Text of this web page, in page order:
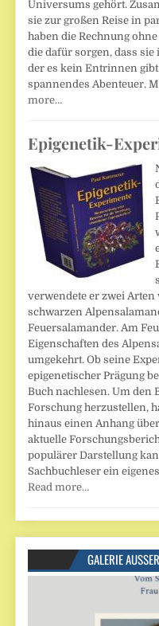
Universums gehört.
sie zur großen Reise in
haben die Rechnung
die dafür sorgen, dass
der es kein Entrinnen
spannendes Abenteuer.
more…
Epigenetik-
verwendete er zwei
schwarzen
Feuersalamander. Am
Eigenschaften des
umgekehrt. Ob seine
epigenetischer Prägung
Buch nachlesen. Um den
Forschung herzustellen,
hinaus einen Anhang
aktuelle
populärer Darstellung
Sachbuchleser ein
Read more…
GALERIE